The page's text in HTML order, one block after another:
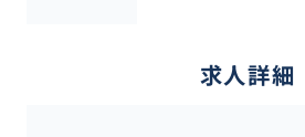
求人詳細